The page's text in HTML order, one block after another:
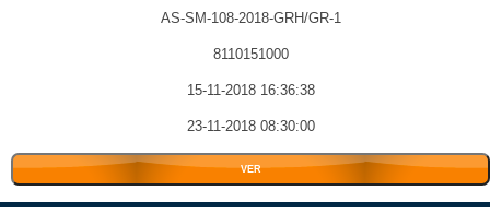
AS-SM-108-2018-GRH/GR-1
8110151000
15-11-2018 16:36:38
23-11-2018 08:30:00
VER